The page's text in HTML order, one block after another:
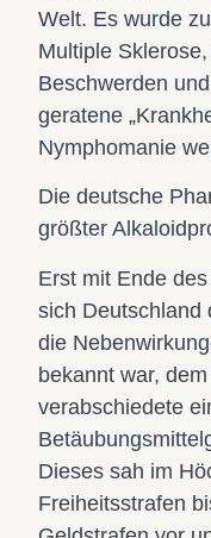
Welt. Es wurde
Multiple
Beschwerden
geratene
Nymphomanie
Die deutsche
größter
Erst mit Ende
sich Deutschland
die
bekannt war,
verabschiedete
Dieses sah im
Freiheitsstrafen